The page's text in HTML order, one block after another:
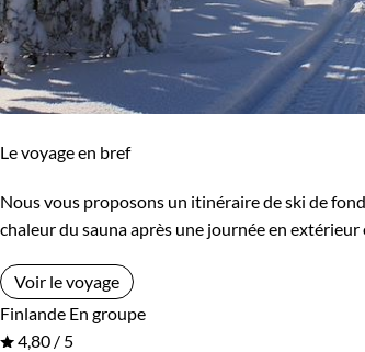
Forêts, collines, rivières et lacs
Montagne
Neige
Le voyage en bref
Nous vous proposons un itinéraire de ski de
chaleur du sauna après une journée en
Voir le voyage
Finlande En groupe
4,80 / 5